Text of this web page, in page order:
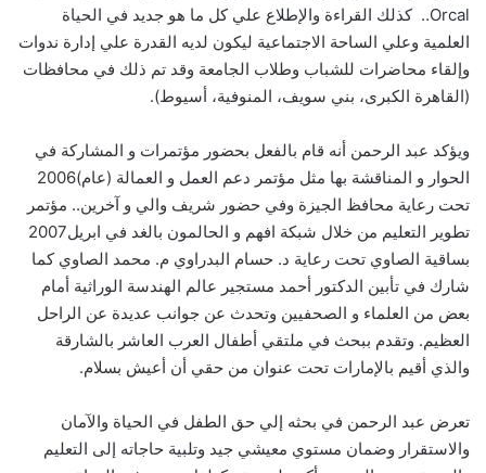
Orcal.. ‮ ‬كذلك القراءة والإطلاع علي كل ما هو جديد في الحياة
العلمية وعلي الساحة الاجتماعية ليكون لديه القدرة علي إدارة ندوات
(‬القاهرة الكبرى،‮ ‬بني سويف، ‬المنوفية،‮ ‬أسيوط‮). ‬
ويؤكد عبد الرحمن أنه قام بالفعل بحضور مؤتمرات و المشاركة في
الحوار و المناقشة بها مثل مؤتمر دعم العمل و العمالة‮ (‬عام2006‮)
‬تحت رعاية محافظ الجيزة وفي حضور شريف والي و آخرين‮..‬ مؤتمر
تطوير التعليم من خلال شبكة افهم و الحالمون بالغد في ابريل2007‮
‬بساقية الصاوي تحت رعاية‮ ‬د‮. ‬حسام البدراوي م‮. ‬محمد الصاوي كما
شارك في تأبين الدكتور أحمد مستجير عالم الهندسة الوراثية أمام
بعض من العلماء و الصحفيين وتحدث عن جوانب عديدة عن الراحل
العظيم‮. ‬وتقدم ببحث في ملتقي أطفال العرب العاشر بالشارقة
والذي أقيم بالإمارات تحت عنوان من حقي أن أعيش بسلام‮.‬
تعرض عبد الرحمن في بحثه‮ ‬إلي حق الطفل في الحياة والآمان
والاستقرار وضمان مستوي معيشي جيد وتلبية حاجاته إلى التعليم